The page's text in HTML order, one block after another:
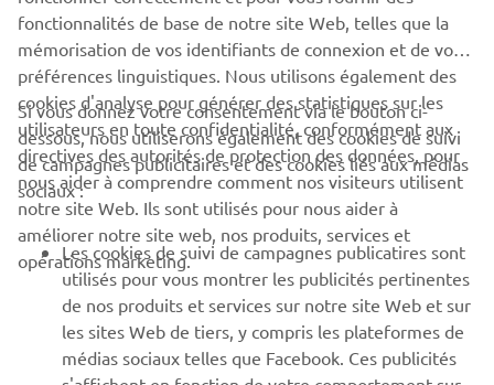
Découvrez en exclusivité les dernières offres, les événements
spéciaux, les nouveautés et bien plus encore
S'ABONNER
Lisez notre politique de confidentialité pour savoir comment
nous traitons vos données personnelles :Politique de
Confidentialité
France (French)
fonctionnalités de base de notre site Web, telles que la
mémorisation de vos identifiants de connexion et de vos
préférences linguistiques. Nous utilisons également des
cookies d'analyse pour générer des statistiques sur les
utilisateurs en toute confidentialité, conformément aux
directives des autorités de protection des données, pour
nous aider à comprendre comment nos visiteurs utilisent
notre site Web. Ils sont utilisés pour nous aider à
améliorer notre site web, nos produits, services et
opérations marketing.
Si vous donnez votre consentement via le bouton ci-
dessous, nous utiliserons également des cookies de suivi
de campagnes publicitaires et des cookies liés aux médias
sociaux :
Les cookies de suivi de campagnes publicatires sont
utilisés pour vous montrer les publicités pertinentes
de nos produits et services sur notre site Web et sur
les sites Web de tiers, y compris les plateformes de
médias sociaux telles que Facebook. Ces publicités